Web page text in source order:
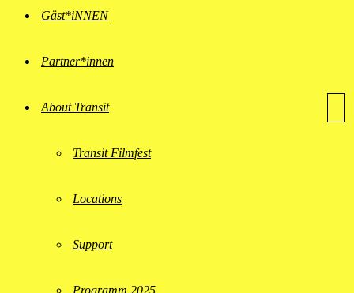
Gäst*iNNEN
Partner*innen
About Transit
Transit Filmfest
Locations
Support
Programm 2025